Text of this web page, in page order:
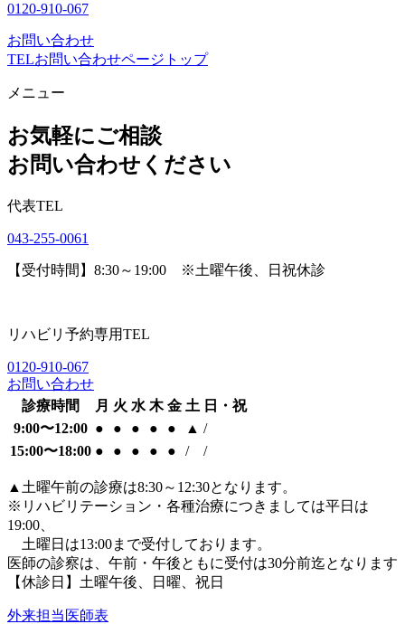
0120-910-067
お問い合わせ
TELお問い合わせページトップ
メニュー
お気軽にご相談
お問い合わせください
代表TEL
043-255-0061
【受付時間】8:30～19:00 ※土曜午後、日祝休診
リハビリ予約専用TEL
0120-910-067
お問い合わせ
診療時間
月 火 水 木 金 土 日・祝
9:00〜12:00 ● ● ● ● ● ▲ /
15:00〜18:00 ● ● ● ● ● / /
▲ 土曜午前の診療は8:30～12:30となります。
※リハビリテーション・各種治療につきましては平日は
19:00、
土曜日は13:00まで受付しております。
医師の診察は、午前・午後ともに受付は30分前迄となります
【休診日】土曜午後、日曜、祝日
外来担当医師表